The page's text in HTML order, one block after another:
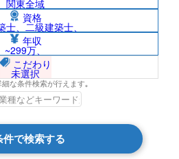
関東全域
資格
士、二級建築士、
年収
~299万、
こだわり
未選択
な条件検索が行えます｡
件で検索する
/三重県の求人検索結果
一覧